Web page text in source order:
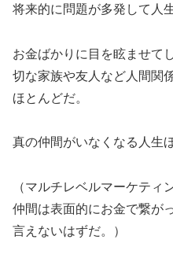
将来的に問題が多発して人
お金ばかりに目を眩ませて
切な家族や友人など人間関
ほとんどだ。
真の仲間がいなくなる人生
（マルチレベルマーケティ
仲間は表面的にお金で繋が
言えないはずだ。）